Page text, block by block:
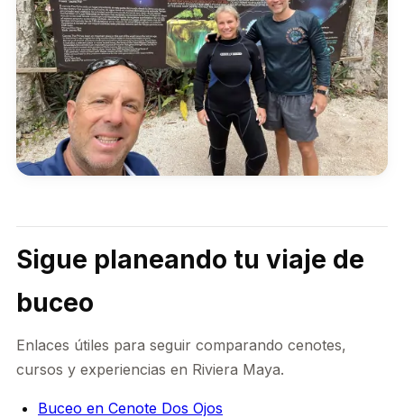
Sigue planeando tu viaje de
buceo
Enlaces útiles para seguir comparando cenotes,
cursos y experiencias en Riviera Maya.
Buceo en Cenote Dos Ojos